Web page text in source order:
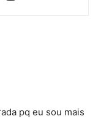
pq eu sou mais